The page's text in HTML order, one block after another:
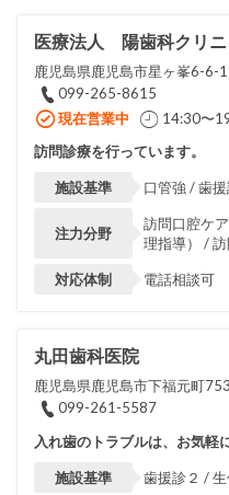
医療法人 陽歯科クリニ
鹿児島県鹿児島市星ヶ峯6-6-1
099-265-8615
現在営業中
14:30〜
訪問診療を行っています。
施設基準 口管強 / 歯援
注力分野
訪問口腔ケ
理指導） / 訪
対応体制 電話相談可
丸田歯科医院
鹿児島県鹿児島市下福元町
099-261-5587
入れ歯のトラブルは、お気軽
施設基準 歯援診２ /